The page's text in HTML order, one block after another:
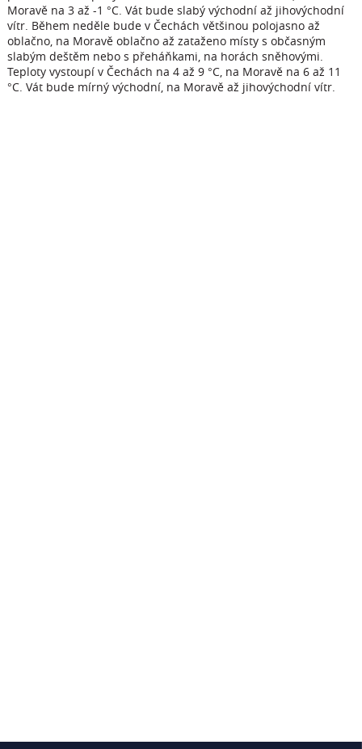
Moravě na 3 až -1 °C. Vát bude slabý východní až jihovýchodní
vítr. Během neděle bude v Čechách většinou polojasno až
oblačno, na Moravě oblačno až zataženo místy s občasným
slabým deštěm nebo s přeháňkami, na horách sněhovými.
Teploty vystoupí v Čechách na 4 až 9 °C, na Moravě na 6 až 11
°C. Vát bude mírný východní, na Moravě až jihovýchodní vítr.